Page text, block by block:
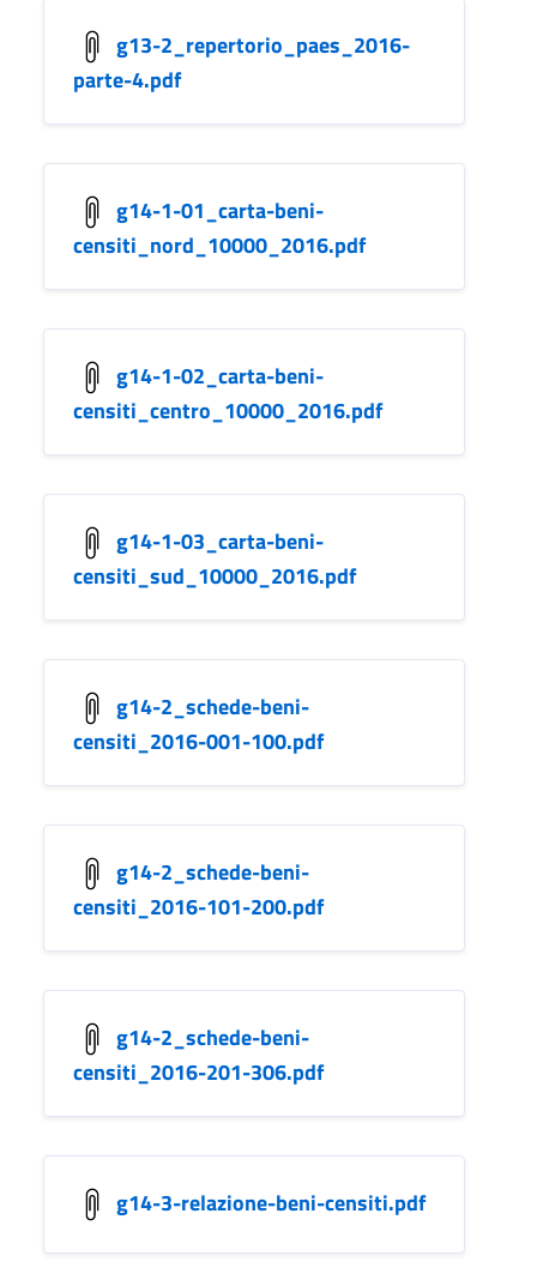
g13-2_repertorio_paes_2016-
parte-4.pdf
g14-1-01_carta-beni-
censiti_nord_10000_2016.pdf
g14-1-02_carta-beni-
censiti_centro_10000_2016.pdf
g14-1-03_carta-beni-
censiti_sud_10000_2016.pdf
g14-2_schede-beni-
censiti_2016-001-100.pdf
g14-2_schede-beni-
censiti_2016-101-200.pdf
g14-2_schede-beni-
censiti_2016-201-306.pdf
g14-3-relazione-beni-censiti.pdf